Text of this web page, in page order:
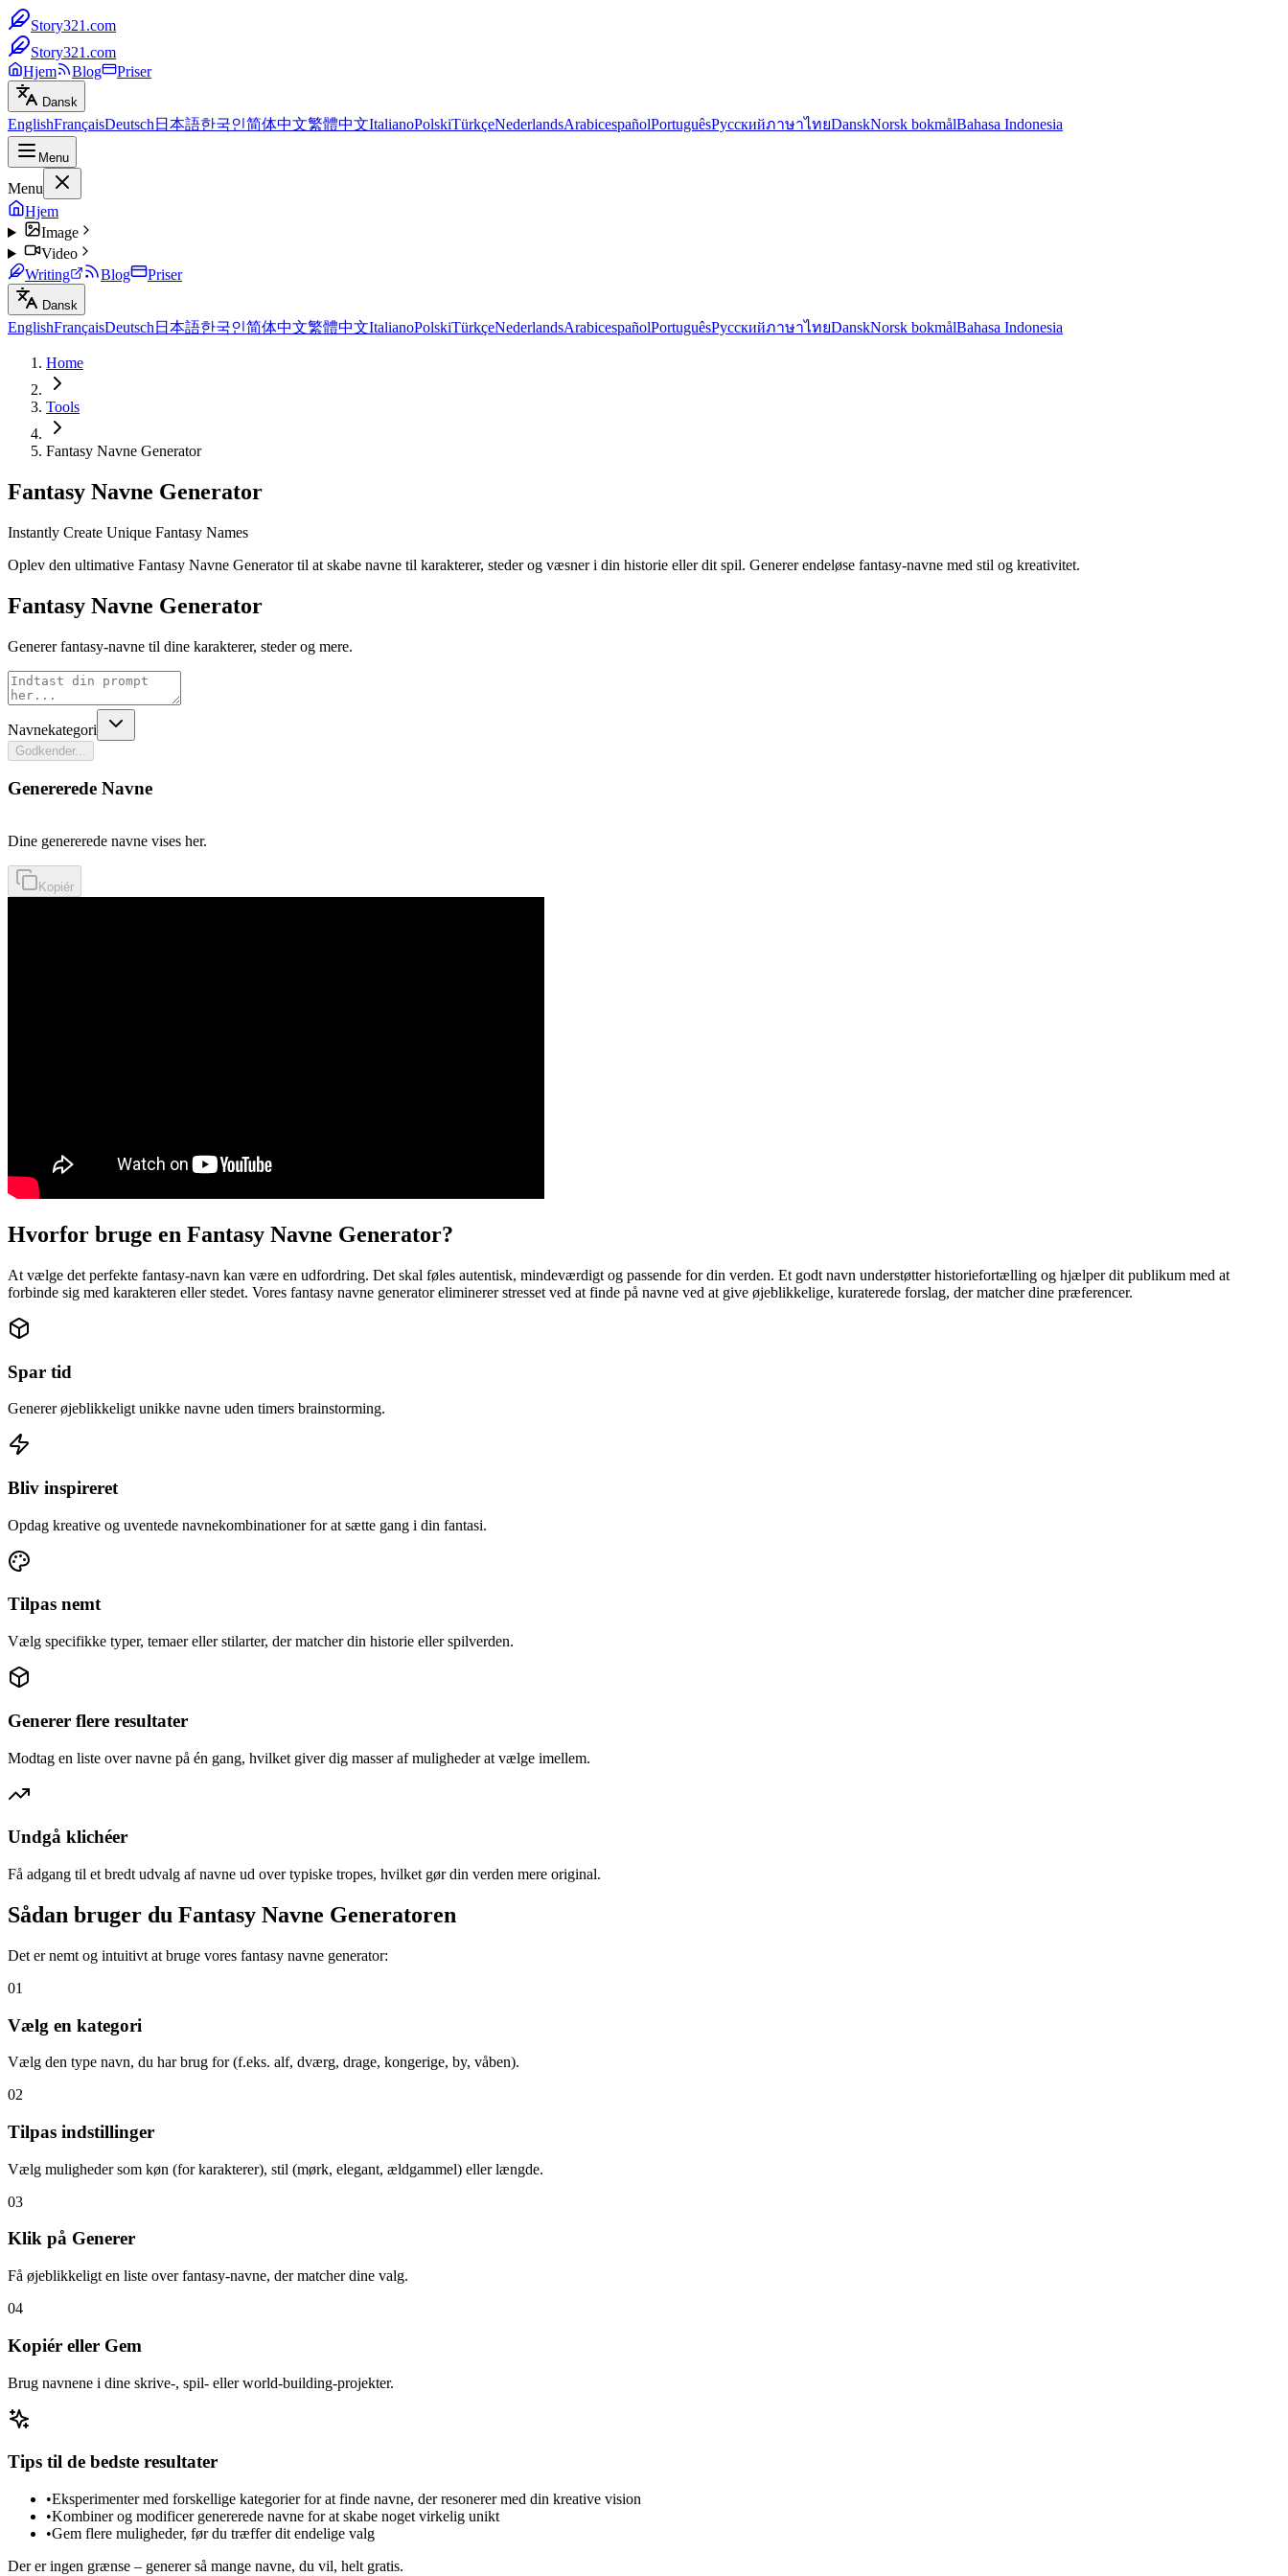
Story321.com
Story321.com
Hjem
Blog Priser
Dansk
EnglishFrançaisDeutsch 日本語한국인简体中文繁體中文ItalianoPolskiTürkçeNederlandsArabicespañolPortuguêsРусскийภาษาไทยDanskNorsk bokmålBahasa Indonesia
Menu
Menu
Hjem
Image
Video
Writing
Blog Priser
Dansk
EnglishFrançaisDeutsch 日本語한국인简体中文繁體中文ItalianoPolskiTürkçeNederlandsArabicespañolPortuguêsРусскийภาษาไทยDanskNorsk bokmålBahasa Indonesia
Home
Tools
Fantasy Navne Generator
Fantasy Navne Generator
Instantly Create Unique Fantasy Names
Oplev den ultimative Fantasy Navne Generator til at skabe navne til karakterer, steder og væsner i din historie eller dit spil. Generer endeløse fantasy-navne med stil og kreativitet.
Fantasy Navne Generator
Generer fantasy-navne til dine karakterer, steder og mere.
Navnekategori
Godkender...
Genererede Navne
Dine genererede navne vises her.
Kopiér
Hvorfor bruge en Fantasy Navne Generator?
At vælge det perfekte fantasy-navn kan være en udfordring. Det skal føles autentisk, mindeværdigt og passende for din verden. Et godt navn understøtter historiefortælling og hjælper dit publikum med at
forbinde sig med karakteren eller stedet. Vores fantasy navne generator eliminerer stresset ved at finde på navne ved at give øjeblikkelige, kuraterede forslag, der matcher dine præferencer.
Spar tid
Generer øjeblikkeligt unikke navne uden timers brainstorming.
Bliv inspireret
Opdag kreative og uventede navnekombinationer for at sætte gang i din fantasi.
Tilpas nemt
Vælg specifikke typer, temaer eller stilarter, der matcher din historie eller spilverden.
Generer flere resultater
Modtag en liste over navne på én gang, hvilket giver dig masser af muligheder at vælge imellem.
Undgå klichéer
Få adgang til et bredt udvalg af navne ud over typiske tropes, hvilket gør din verden mere original.
Sådan bruger du Fantasy Navne Generatoren
Det er nemt og intuitivt at bruge vores fantasy navne generator:
01
Vælg en kategori
Vælg den type navn, du har brug for (f.eks. alf, dværg, drage, kongerige, by, våben).
02
Tilpas indstillinger
Vælg muligheder som køn (for karakterer), stil (mørk, elegant, ældgammel) eller længde.
03
Klik på Generer
Få øjeblikkeligt en liste over fantasy-navne, der matcher dine valg.
04
Kopiér eller Gem
Brug navnene i dine skrive-, spil- eller world-building-projekter.
Tips til de bedste resultater
•Eksperimenter med forskellige kategorier for at finde navne, der resonerer med din kreative vision
•Kombiner og modificer genererede navne for at skabe noget virkelig unikt
•Gem flere muligheder, før du træffer dit endelige valg
Der er ingen grænse – generer så mange navne, du vil, helt gratis.